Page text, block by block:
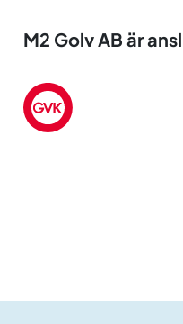
M2 Golv AB är